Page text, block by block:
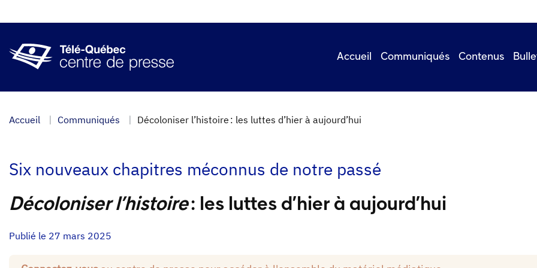
au
principal
Accueil Communiqués Contenus
Accueil Communiqués Décoloniser l’histoire : les luttes d’hier à aujourd’hui
Six nouveaux chapitres méconnus de notre passé
Décoloniser l’histoire: les luttes d’hier à aujourd’hui
Publié le 27 mars 2025